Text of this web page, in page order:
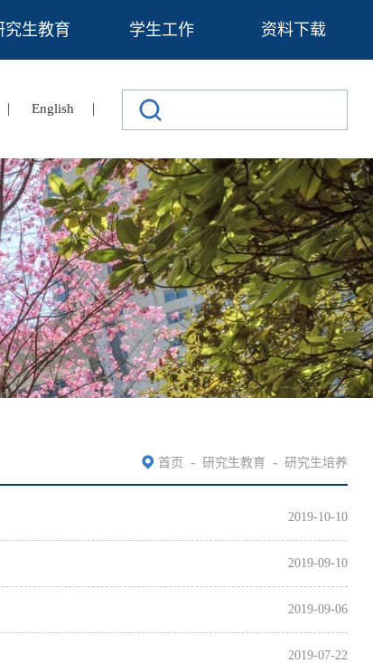
究生教育 学生工作 资料下载
| English |
首页 - 研究生教育 - 研究生培养
2019-10-10
2019-09-10
2019-09-06
2019-07-22